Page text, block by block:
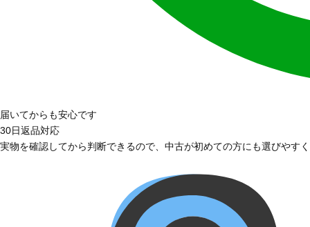
届いてからも安心です
30日返品対応
実物を確認してから判断できるので、中古が初めての方にも選びやす